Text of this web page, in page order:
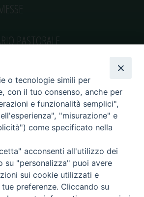
PASTORALE
o tecnologie simili per
con il tuo consenso, anche per
e funzionalità semplici",
"misurazione" e
come specificato nella
acconsenti all'utilizzo dei
su "personalizza" puoi avere
sui cookie utilizzati e
preferenze. Cliccando su